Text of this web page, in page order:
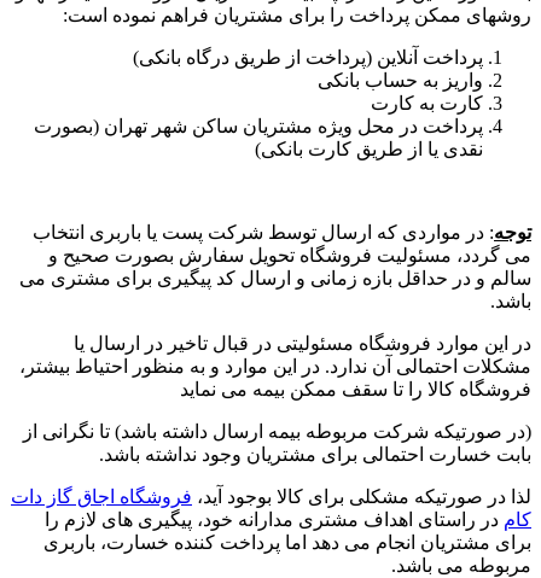
روشهای ممکن پرداخت را برای مشتریان فراهم نموده است:
پرداخت آنلاین (پرداخت از طریق درگاه بانکی)
واریز به حساب بانکی
کارت به کارت
پرداخت در محل ویژه مشتریان ساکن شهر تهران (بصورت
نقدی یا از طریق کارت بانکی)
توجه: در مواردی که ارسال توسط شرکت پست یا باربری انتخاب
می گردد، مسئولیت فروشگاه تحویل سفارش بصورت صحیح و
سالم و در حداقل بازه زمانی و ارسال کد پیگیری برای مشتری می
باشد.
در این موارد فروشگاه مسئولیتی در قبال تاخیر در ارسال یا
مشکلات احتمالی آن ندارد. در این موارد و به منظور احتیاط بیشتر،
فروشگاه کالا را تا سقف ممکن بیمه می نماید
(در صورتیکه شرکت مربوطه بیمه ارسال داشته باشد) تا نگرانی از
بابت خسارت احتمالی برای مشتریان وجود نداشته باشد.
لذا در صورتیکه مشکلی برای کالا بوجود آید، فروشگاه اجاق گاز دات
کام در راستای اهداف مشتری مدارانه خود، پیگیری های لازم را
برای مشتریان انجام می دهد اما پرداخت کننده خسارت، باربری
مربوطه می باشد.